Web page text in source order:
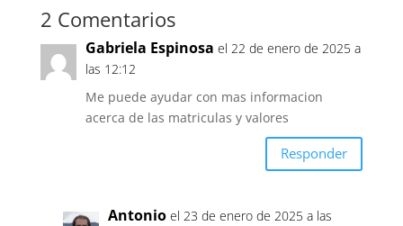
2 Comentarios
Gabriela Espinosa el 22 de enero de 2025 a
las 12:12
Me puede ayudar con mas informacion
acerca de las matriculas y valores
Responder
Antonio el 23 de enero de 2025 a las